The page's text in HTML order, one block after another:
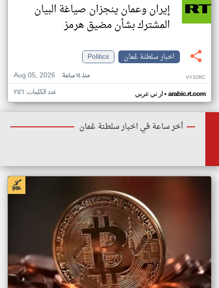
إيران وعمان ينجزان صياغة البيان
المشترك بشأن مضيق هرمز
اخبار سلطنة عُمان
Politics
Aug 05, 2026
منذ ١٤ ساعة VY32RC
ار تي عربي• arabic.rt.com عدد الكلمات: ٢٥٦
أخر ساعة في اخبار سلطنة عُمان